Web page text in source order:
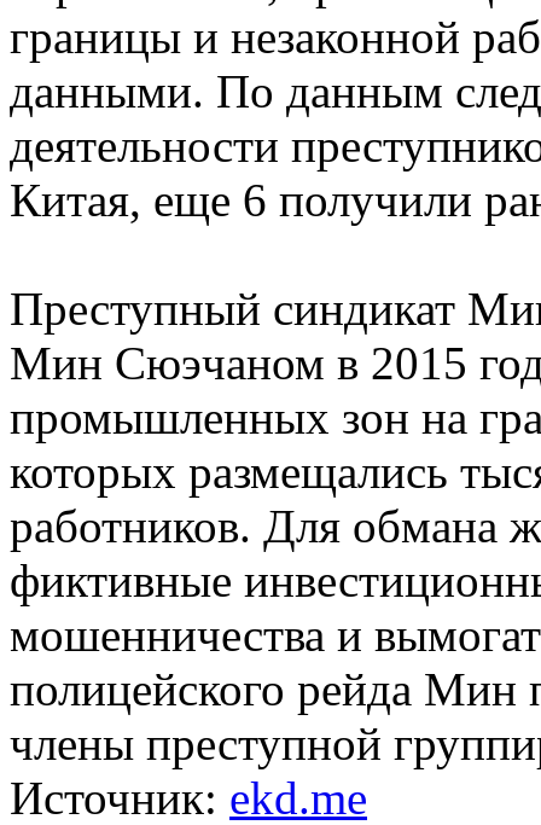
границы и незаконной
данными. По данным
деятельности
Китая, еще 6 получили
Преступный синдикат
Мин Сюэчаном в 2015
промышленных зон на
которых размещались
работников. Для обмана
фиктивные
мошенничества и
полицейского рейда Мин
члены преступной
Источник: ekd.me